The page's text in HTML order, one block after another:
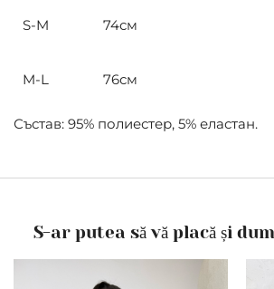
S-M 74см
M-L 76см
Състав: 95% полиестер, 5% еластан.
S-ar putea să vă placă și